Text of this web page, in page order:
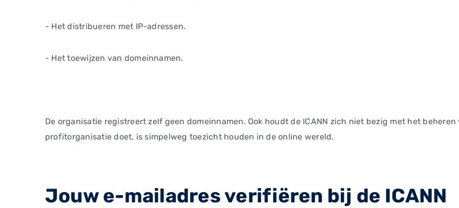
- Het distribueren met IP-adressen.
- Het toewijzen van domeinnamen.
De organisatie registreert zelf geen domeinnamen. Ook houdt de ICANN zich niet bezig met het
profitorganisatie doet, is simpelweg toezicht houden in de online wereld.
Jouw e-mailadres verifiëren bij de ICANN